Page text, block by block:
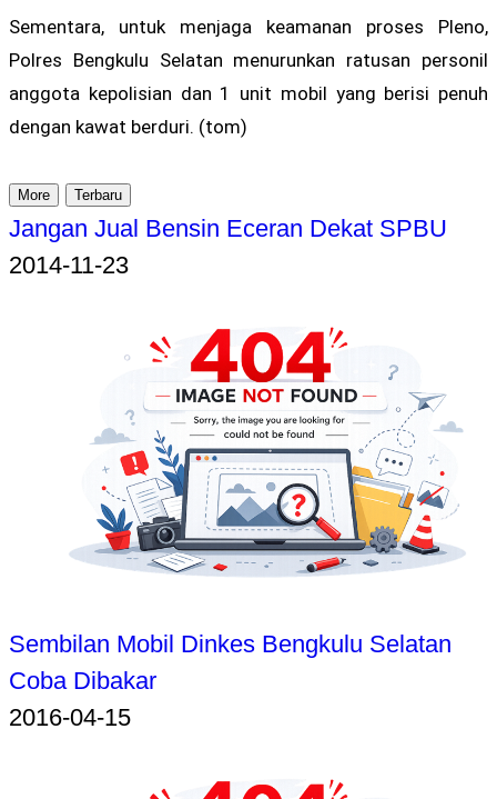
Sementara, untuk menjaga keamanan proses Pleno,
Polres Bengkulu Selatan menurunkan ratusan personil
anggota kepolisian dan 1 unit mobil yang berisi penuh
dengan kawat berduri. (tom)
More Terbaru
Jangan Jual Bensin Eceran Dekat SPBU
2014-11-23
Sembilan Mobil Dinkes Bengkulu Selatan
Coba Dibakar
2016-04-15